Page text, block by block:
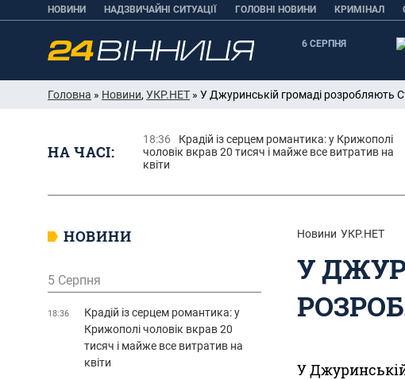
НОВИНИ НАДЗВИЧАЙНІ СИТУАЦІЇ ГОЛОВНІ НОВИНИ КРИМІНАЛ
6 СЕРПНЯ
Головна » Новини, УКР.НЕТ » У Джуринській громаді розробляють
НА ЧАСІ:
18:36
Крадій із серцем романтика: у Крижополі
чоловік вкрав 20 тисяч і майже все витратив на
квіти
Новини УКР.НЕТ
У
У
НОВИНИ
5 Серпня
18:36
Крадій із серцем романтика: у
Крижополі чоловік вкрав 20
тисяч і майже все витратив на
квіти